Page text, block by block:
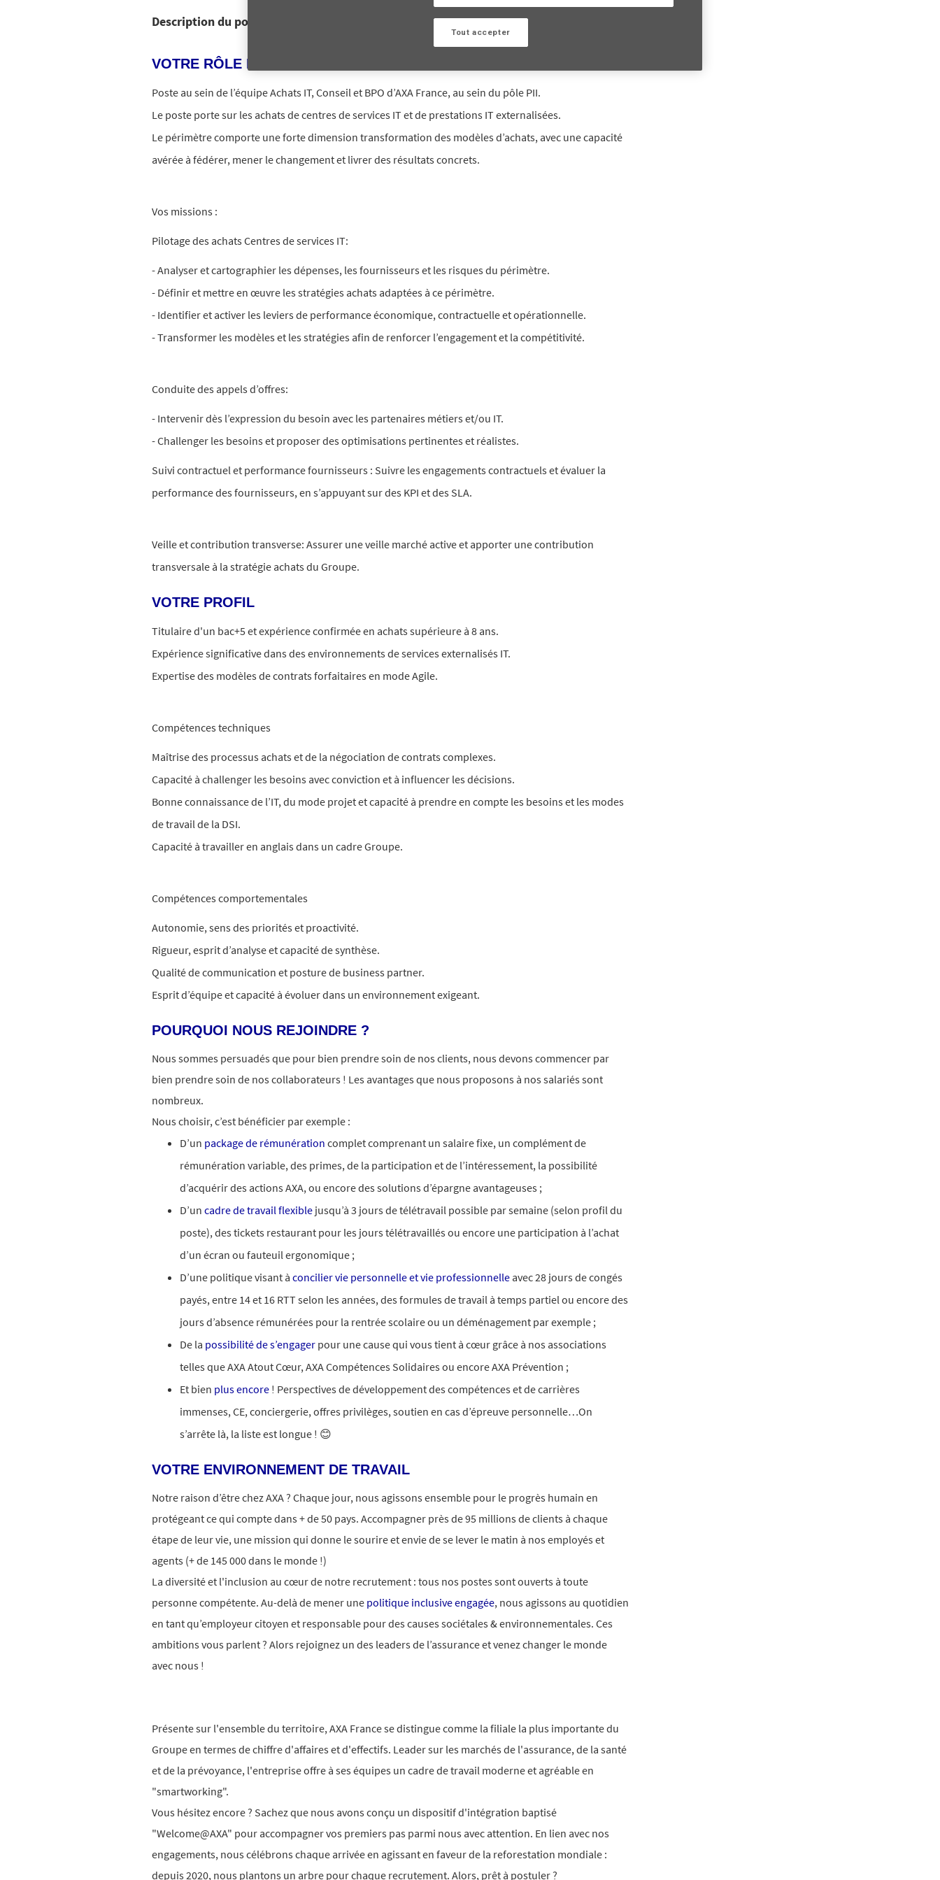
Description du poste
VOTRE RÔLE ET VOS MISSIONS
Poste au sein de l’équipe Achats IT, Conseil et BPO d’AXA France, au sein du pôle PII.
Le poste porte sur les achats de centres de services IT et de prestations IT externalisées.
Le périmètre comporte une forte dimension transformation des modèles d’achats, avec une capacité
avérée à fédérer, mener le changement et livrer des résultats concrets.
Vos missions :
Pilotage des achats Centres de services IT:
- Analyser et cartographier les dépenses, les fournisseurs et les risques du périmètre.
- Définir et mettre en œuvre les stratégies achats adaptées à ce périmètre.
- Identifier et activer les leviers de performance économique, contractuelle et opérationnelle.
- Transformer les modèles et les stratégies afin de renforcer l’engagement et la compétitivité.
Conduite des appels d’offres:
- Intervenir dès l’expression du besoin avec les partenaires métiers et/ou IT.
- Challenger les besoins et proposer des optimisations pertinentes et réalistes.
Suivi contractuel et performance fournisseurs : Suivre les engagements contractuels et évaluer la
performance des fournisseurs, en s’appuyant sur des KPI et des SLA.
Veille et contribution transverse: Assurer une veille marché active et apporter une contribution
transversale à la stratégie achats du Groupe.
VOTRE PROFIL
Titulaire d'un bac+5 et expérience confirmée en achats supérieure à 8 ans.
Expérience significative dans des environnements de services externalisés IT.
Expertise des modèles de contrats forfaitaires en mode Agile.
Compétences techniques
Maîtrise des processus achats et de la négociation de contrats complexes.
Capacité à challenger les besoins avec conviction et à influencer les décisions.
Bonne connaissance de l’IT, du mode projet et capacité à prendre en compte les besoins et les modes
de travail de la DSI.
Capacité à travailler en anglais dans un cadre Groupe.
Compétences comportementales
Autonomie, sens des priorités et proactivité.
Rigueur, esprit d’analyse et capacité de synthèse.
Qualité de communication et posture de business partner.
Esprit d’équipe et capacité à évoluer dans un environnement exigeant.
POURQUOI NOUS REJOINDRE ?
Nous sommes persuadés que pour bien prendre soin de nos clients, nous devons commencer par
bien prendre soin de nos collaborateurs ! Les avantages que nous proposons à nos salariés sont
nombreux.​
Nous choisir, c’est bénéficier par exemple :
D’un package de rémunération complet comprenant un salaire fixe, un complément de
rémunération variable, des primes, de la participation et de l’intéressement, la possibilité
d’acquérir des actions AXA, ou encore des solutions d’épargne avantageuses ;
D’un cadre de travail flexible jusqu’à 3 jours de télétravail possible par semaine (selon profil du
poste), des tickets restaurant pour les jours télétravaillés ou encore une participation à l’achat
d’un écran ou fauteuil ergonomique ;​
D’une politique visant à concilier vie personnelle et vie professionnelle avec 28 jours de congés
payés, entre 14 et 16 RTT selon les années, des formules de travail à temps partiel ou encore des
jours d’absence rémunérées pour la rentrée scolaire ou un déménagement par exemple ;
De la possibilité de s’engager pour une cause qui vous tient à cœur grâce à nos associations
telles que AXA Atout Cœur, AXA Compétences Solidaires ou encore AXA Prévention ;​
Et bien plus encore ! Perspectives de développement des compétences et de carrières
immenses, CE, conciergerie, offres privilèges, soutien en cas d’épreuve personnelle…On
s’arrête là, la liste est longue ! 😊
VOTRE ENVIRONNEMENT DE TRAVAIL
Notre raison d’être chez AXA ? Chaque jour, nous agissons ensemble pour le progrès humain en
protégeant ce qui compte dans + de 50 pays. Accompagner près de 95 millions de clients à chaque
étape de leur vie, une mission qui donne le sourire et envie de se lever le matin à nos employés et
agents (+ de 145 000 dans le monde !)
La diversité et l'inclusion au cœur de notre recrutement : tous nos postes sont ouverts à toute
personne compétente. Au-delà de mener une politique inclusive engagée, nous agissons au quotidien
en tant qu’employeur citoyen et responsable pour des causes sociétales & environnementales. Ces
ambitions vous parlent ? Alors rejoignez un des leaders de l’assurance et venez changer le monde
avec nous !
Présente sur l'ensemble du territoire, AXA France se distingue comme la filiale la plus importante du
Groupe en termes de chiffre d'affaires et d'effectifs. Leader sur les marchés de l'assurance, de la santé
et de la prévoyance, l'entreprise offre à ses équipes un cadre de travail moderne et agréable en
"smartworking".
Vous hésitez encore ? Sachez que nous avons conçu un dispositif d'intégration baptisé
"Welcome@AXA" pour accompagner vos premiers pas parmi nous avec attention. En lien avec nos
engagements, nous célébrons chaque arrivée en agissant en faveur de la reforestation mondiale :
depuis 2020, nous plantons un arbre pour chaque recrutement. Alors, prêt à postuler ?
Tout accepter